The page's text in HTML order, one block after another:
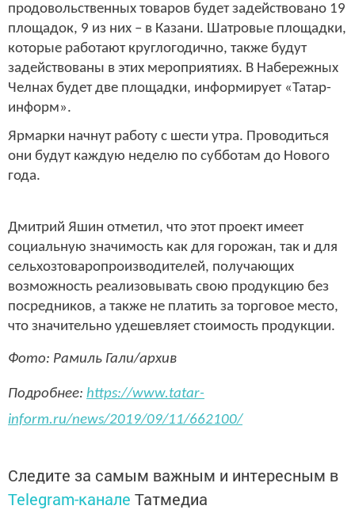
продовольственных товаров будет задействовано 19
площадок, 9 из них – в Казани. Шатровые площадки,
которые работают круглогодично, также будут
задействованы в этих мероприятиях. В Набережных
Челнах будет две площадки, информирует «Татар-
информ».
Ярмарки начнут работу с шести утра. Проводиться
они будут каждую неделю по субботам до Нового
года.
Дмитрий Яшин отметил, что этот проект имеет
социальную значимость как для горожан, так и для
сельхозтоваропроизводителей, получающих
возможность реализовывать свою продукцию без
посредников, а также не платить за торговое место,
что значительно удешевляет стоимость продукции.
Фото: Рамиль Гали/архив
Подробнее: https://www.tatar-
inform.ru/news/2019/09/11/662100/
Следите за самым важным и интересным в
Telegram-канале Татмедиа